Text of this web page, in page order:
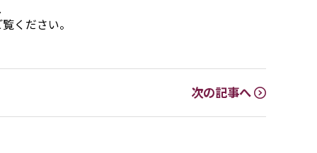
ください。
次の記事へ